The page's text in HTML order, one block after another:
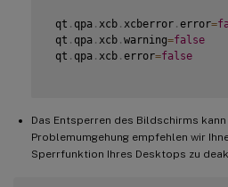
qt . qpa . xcb . xcberror . error=
qt . qpa . xcb . warning=false
qt . qpa . xcb . error=false
Das Entsperren des Bildschirms
Problemumgehung empfehlen wir
Sperrfunktion Ihres Desktops zu